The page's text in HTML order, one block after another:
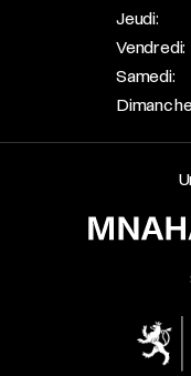
Jeudi:
Vendredi:
Samedi: